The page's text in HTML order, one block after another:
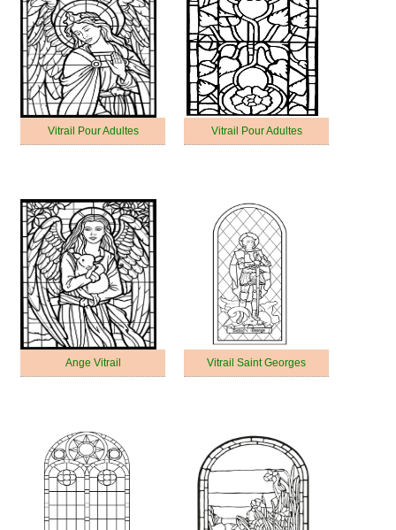
Vitrail Pour Adultes Vitrail Pour Adultes
Ange Vitrail Vitrail Saint Georges